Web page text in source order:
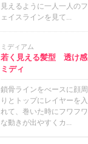
見えるように一人一人のフ
ェイスラインを見て...
ミディアム
若く見える髪型 透け感
ミディ
鎖骨ラインをべースに顔周
りとトップにレイヤーを入
れて、巻いた時にフワフワ
な動きが出やすくカ...